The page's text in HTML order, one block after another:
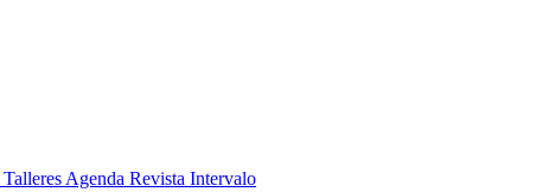
Talleres Agenda Revista Intervalo